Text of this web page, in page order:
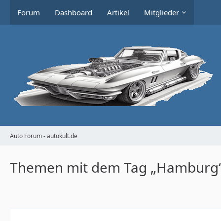
Forum Dashboard Artikel Mitglieder
Auto Forum - autokult.de
Themen mit dem Tag